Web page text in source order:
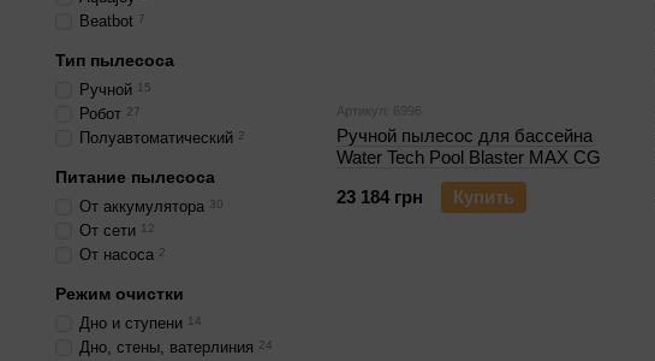
Артикул: 6996
Ручной пылесос для бассейна
Water Tech Pool Blaster MAX CG
23 184 грн
Купить
Beatbot 7
Тип пылесоса
Ручной 15
Робот 27
Полуавтоматический 2
Питание пылесоса
От аккумулятора 30
От сети 12
От насоса 2
Режим очистки
Дно и ступени 14
Дно, стены, ватерлиния 24